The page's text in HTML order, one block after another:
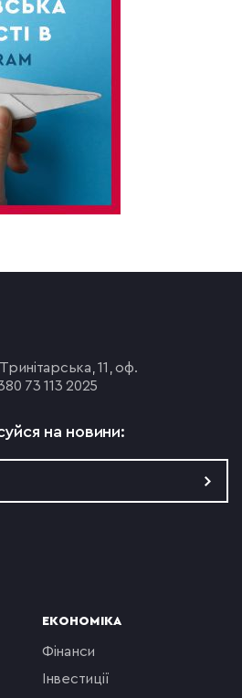
11, оф.
73 113 2025
на новини:
ЕКОНОМІКА
фінанси
інвестиції